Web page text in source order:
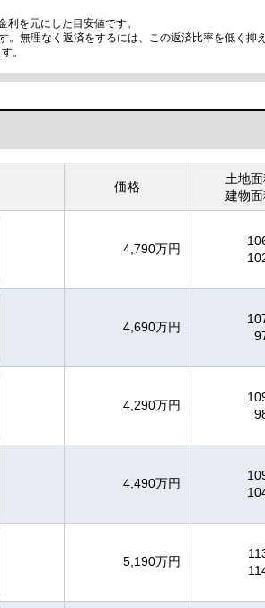
を元にした目安値です。
理なく返済をするには、この返済比率を低く抑
。
価格
土地
建物
4,790万円
4,690万円
4,290万円
4,490万円
5,190万円